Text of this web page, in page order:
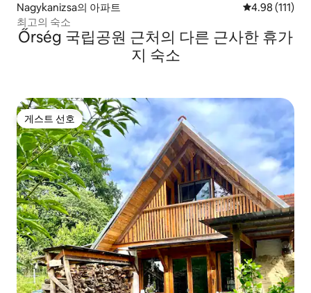
Nagykanizsa의 아파트 평점 4.98점(5
4.98 (111)
최고의 숙소
Őrség 국립공원 근처의 다른 근사한 휴가
지 숙소
게스트 선호
게스트 선호